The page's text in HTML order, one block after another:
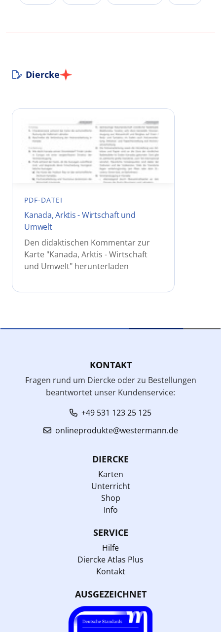
Diercke
PDF-DATEI
Kanada, Arktis - Wirtschaft und
Umwelt
Den didaktischen Kommentar zur
Karte "Kanada, Arktis - Wirtschaft
und Umwelt" herunterladen
KONTAKT
Fragen rund um Diercke oder zu Bestellungen
beantwortet unser Kundenservice:
+49 531 123 25 125
onlineprodukte@westermann.de
DIERCKE
Karten
Unterricht
Shop
Info
SERVICE
Hilfe
Diercke Atlas Plus
Kontakt
AUSGEZEICHNET